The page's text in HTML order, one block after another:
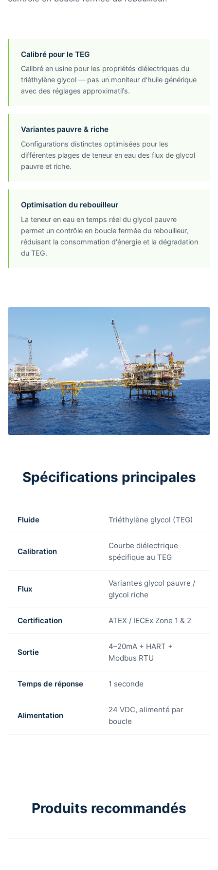
Calibré pour le TEG
Calibré en usine pour les propriétés diélectriques du
triéthylène glycol — pas un moniteur d'huile générique
avec des réglages approximatifs.
Variantes pauvre & riche
Configurations distinctes optimisées pour les
différentes plages de teneur en eau des flux de glycol
pauvre et riche.
Optimisation du rebouilleur
La teneur en eau en temps réel du glycol pauvre
permet un contrôle en boucle fermée du rebouilleur,
réduisant la consommation d'énergie et la dégradation
du TEG.
Spécifications principales
Fluide Triéthylène glycol (TEG)
Calibration
Courbe diélectrique
spécifique au TEG
Flux
Variantes glycol pauvre /
glycol riche
Certification ATEX / IECEx Zone 1 & 2
Sortie
4–20mA + HART +
Modbus RTU
Temps de réponse 1 seconde
Alimentation
24 VDC, alimenté par
boucle
Produits recommandés